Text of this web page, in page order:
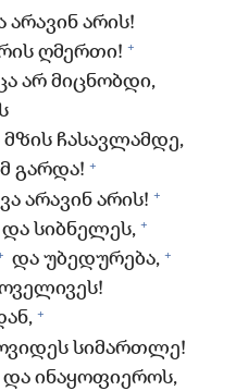
არავინ არის!
ღმერთი! +
არ მიცნობდი,
ჩასავლამდე,
გარდა! +
არავინ არის! +
და სიბნელეს, +
და უბედურება, +
+
სიმართლე!
და ინაყოფიეროს,